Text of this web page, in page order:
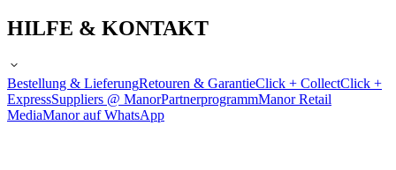
HILFE & KONTAKT
Bestellung & LieferungRetouren & GarantieClick + CollectClick +
ExpressSuppliers @ ManorPartnerprogrammManor Retail
MediaManor auf WhatsApp